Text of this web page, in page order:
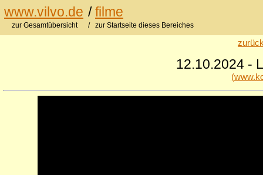
www.vilvo.de /filme
zur Gesamtübersicht / zur Startseite dieses Bereiches
12.10.2024 -